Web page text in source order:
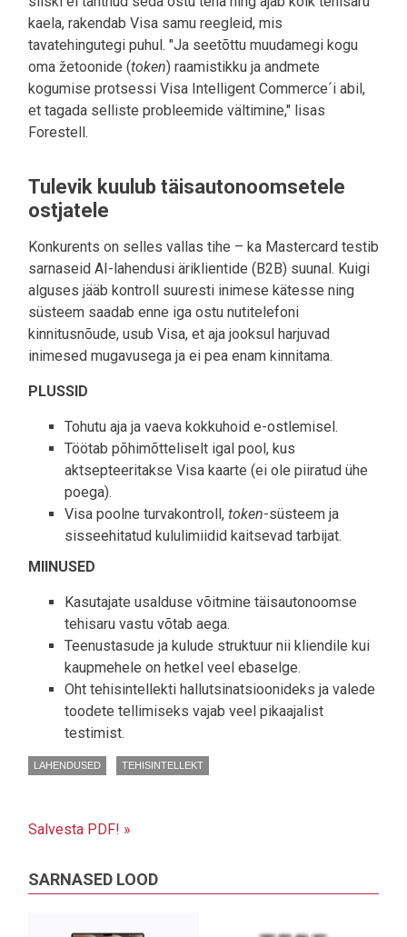
kaela, rakendab Visa samu reegleid, mis
tavatehingutegi puhul. "Ja seetõttu muudamegi kogu
oma žetoonide (token) raamistikku ja andmete
kogumise protsessi Visa Intelligent Commerce´i abil,
et tagada selliste probleemide vältimine," lisas
Forestell.
Tulevik kuulub täisautonoomsetele
ostjatele
Konkurents on selles vallas tihe – ka Mastercard testib
sarnaseid AI-lahendusi äriklientide (B2B) suunal. Kuigi
alguses jääb kontroll suuresti inimese kätesse ning
süsteem saadab enne iga ostu nutitelefoni
kinnitusnõude, usub Visa, et aja jooksul harjuvad
inimesed mugavusega ja ei pea enam kinnitama.
PLUSSID
Tohutu aja ja vaeva kokkuhoid e-ostlemisel.
Töötab põhimõtteliselt igal pool, kus
aktsepteeritakse Visa kaarte (ei ole piiratud ühe
poega).
Visa poolne turvakontroll, token-süsteem ja
sisseehitatud kululimiidid kaitsevad tarbijat.
MIINUSED
Kasutajate usalduse võitmine täisautonoomse
tehisaru vastu võtab aega.
Teenustasude ja kulude struktuur nii kliendile kui
kaupmehele on hetkel veel ebaselge.
Oht tehisintellekti hallutsinatsioonideks ja valede
toodete tellimiseks vajab veel pikaajalist
testimist.
LAHENDUSED TEHISINTELLEKT
Salvesta PDF! »
SARNASED LOOD